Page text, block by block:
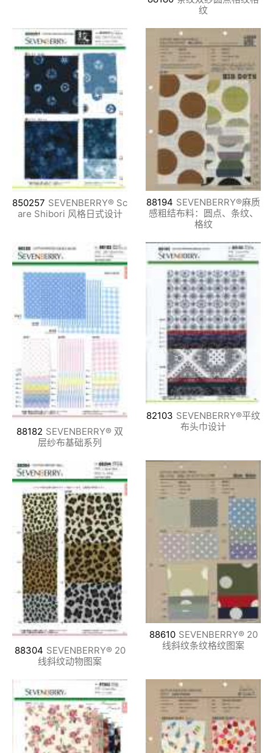
纹
850257 SEVENBERRY® Sc
are Shibori 风格日式设计
88194 SEVENBERRY®麻质
感粗结布料：圆点、条纹、
格纹
88182 SEVENBERRY® 双
层纱布基础系列
82103 SEVENBERRY®平纹
布头巾设计
88304 SEVENBERRY® 20
线斜纹动物图案
88610 SEVENBERRY® 20
线斜纹条纹格纹图案